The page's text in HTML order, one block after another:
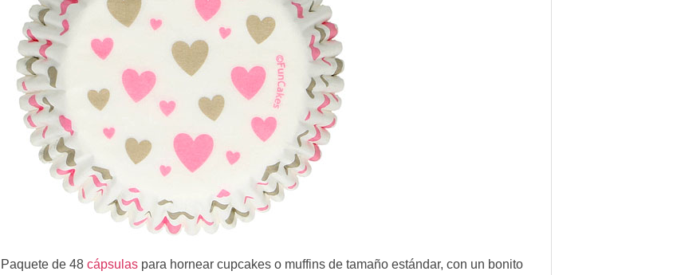
Paquete de 48 cápsulaspara hornear cupcakes o muffins de tamaño estándar, con un bonito